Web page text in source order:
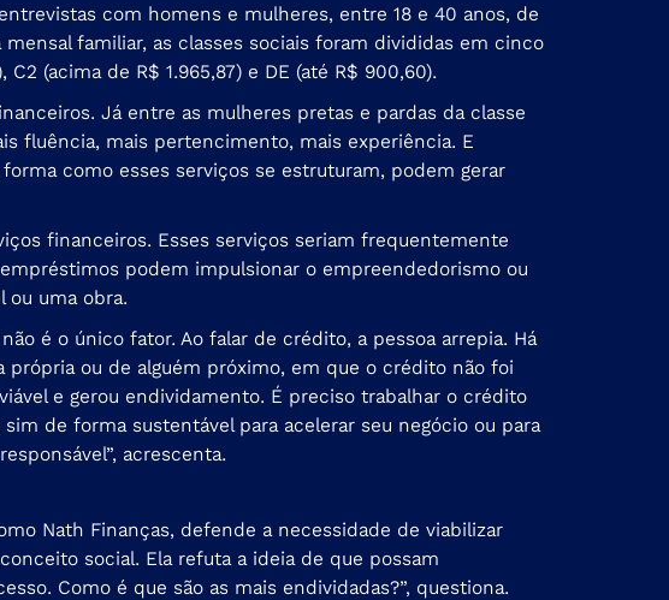
com homens e mulheres, entre 18 e 40 anos, de
familiar, as classes sociais foram divididas em cinco
C2 (acima de R$ 1.965,87) e DE (até R$ 900,60).
Já entre as mulheres pretas e pardas da classe
fluência, mais pertencimento, mais experiência. E
como esses serviços se estruturam, podem gerar
financeiros. Esses serviços seriam frequentemente
podem impulsionar o empreendedorismo ou
ou uma obra.
é o único fator. Ao falar de crédito, a pessoa arrepia. Há
própria ou de alguém próximo, em que o crédito não foi
e gerou endividamento. É preciso trabalhar o crédito
de forma sustentável para acelerar seu negócio ou para
acrescenta.
Nath Finanças, defende a necessidade de viabilizar
social. Ela refuta a ideia de que possam
Como é que são as mais endividadas?”, questiona.